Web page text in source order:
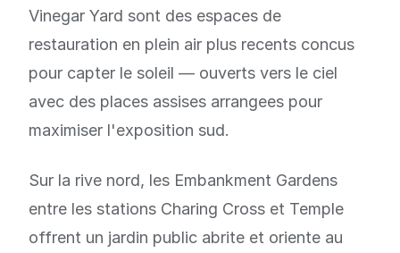
Vinegar Yard sont des espaces de
restauration en plein air plus recents concus
pour capter le soleil — ouverts vers le ciel
avec des places assises arrangees pour
maximiser l'exposition sud.
Sur la rive nord, les Embankment Gardens
entre les stations Charing Cross et Temple
offrent un jardin public abrite et oriente au